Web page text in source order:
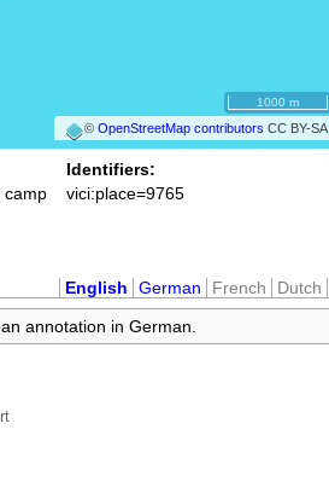
©OpenStreetMap contributors CC BY-SA
1000 m
camp
Identifiers:
vici:place=9765
English German French
Dutch
annotation in German.